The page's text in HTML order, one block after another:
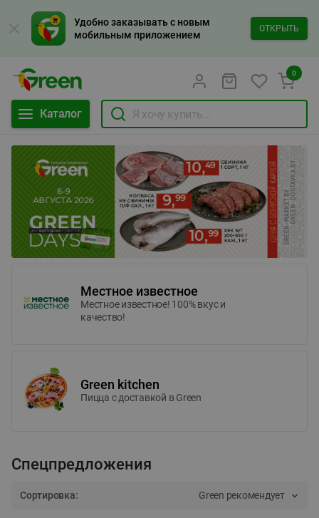
Удобно заказывать с новым
мобильным приложением
ОТКРЫТЬ
Каталог
0
Местное известное
Местное известное! 100% вкус и
качество!
Green kitchen
Пицца c доставкой в Green
Спецпредложения
Сортировка: Green рекомендует